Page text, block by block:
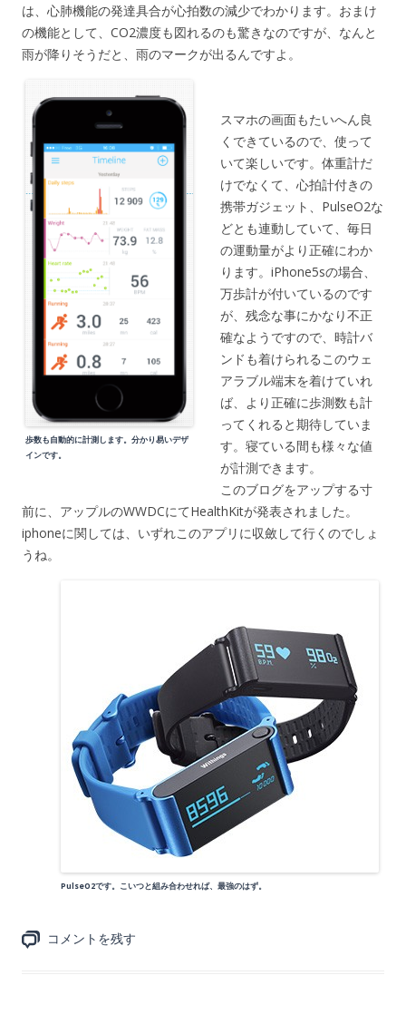
は、心肺機能の発達具合が心拍数の減少でわかります。おまけ
の機能として、CO2濃度も図れるのも驚きなのですが、なんと
雨が降りそうだと、雨のマークが出るんですよ。
歩数も自動的に計測します。分かり易いデザ
インです。
スマホの画面もたいへん良
くできているので、使って
いて楽しいです。体重計だ
けでなくて、心拍計付きの
携帯ガジェット、PulseO2な
どとも連動していて、毎日
の運動量がより正確にわか
ります。iPhone5sの場合、
万歩計が付いているのです
が、残念な事にかなり不正
確なようですので、時計バ
ンドも着けられるこのウェ
アラブル端末を着けていれ
ば、より正確に歩測数も計
ってくれると期待していま
す。寝ている間も様々な値
が計測できます。
このブログをアップする寸
前に、アップルのWWDCにてHealthKitが発表されました。
iphoneに関しては、いずれこのアプリに収斂して行くのでしょ
うね。
PulseO2です。こいつと組み合わせれば、最強のはず。
コメントを残す